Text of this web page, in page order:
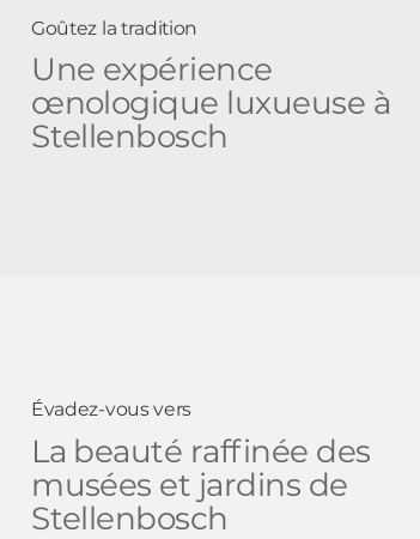
Goûtez la tradition
Une expérience
œnologique luxueuse à
Stellenbosch
Évadez-vous vers
La beauté raffinée des
musées et jardins de
Stellenbosch